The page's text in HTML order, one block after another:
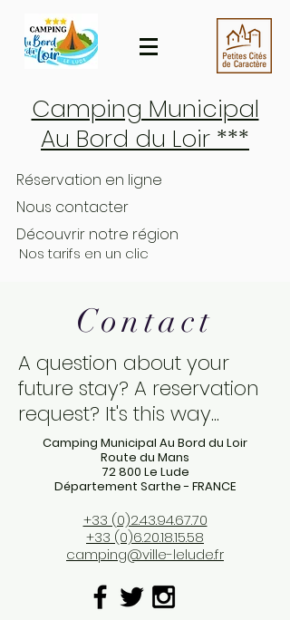
Camping Municipal
Au Bord du Loir ***
Réservation en ligne
Nous contacter
Nos tarifs en un clic
Découvrir notre région
Contact
A question about your
future stay? A reservation
request? It's this way...
Camping Municipal Au Bord du Loir
​Route du Mans
72 800 Le Lude
Département Sarthe - FRANCE
+33 (0)2.43.94.67.70
+33 (0)6.20.18.15.58
camping@ville-lelude.fr